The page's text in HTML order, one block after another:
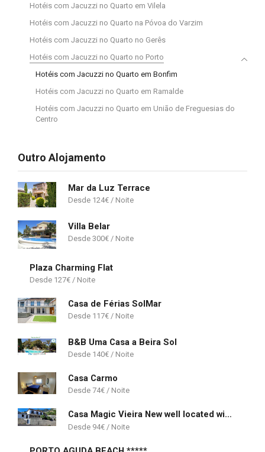
Hotéis com Jacuzzi no Quarto em Vilela
Hotéis com Jacuzzi no Quarto na Póvoa do Varzim
Hotéis com Jacuzzi no Quarto no Gerês
Hotéis com Jacuzzi no Quarto no Porto
Hotéis com Jacuzzi no Quarto em Bonfim
Hotéis com Jacuzzi no Quarto em Ramalde
Hotéis com Jacuzzi no Quarto em União de Freguesias do
Centro
Outro Alojamento
Mar da Luz Terrace
124€
Villa Belar
300€
Plaza Charming Flat
127€
Casa de Férias SolMar
117€
B&B Uma Casa a Beira Sol
140€
Casa Carmo
74€
Casa Magic Vieira New well located with services
94€